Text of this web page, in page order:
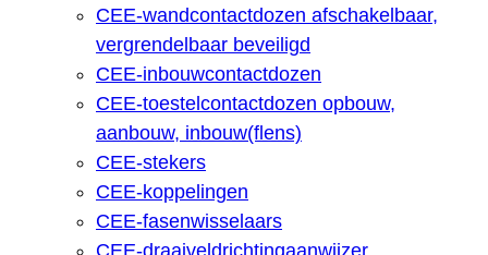
CEE-wandcontactdozen afschakelbaar,
vergrendelbaar beveiligd
CEE-inbouwcontactdozen
CEE-toestelcontactdozen opbouw,
aanbouw, inbouw(flens)
CEE-stekers
CEE-koppelingen
CEE-fasenwisselaars
CEE-draaiveldrichtingaanwijzer